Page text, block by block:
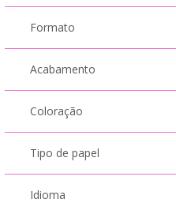
Formato
Acabamento
Coloração
Tipo de papel
Idioma